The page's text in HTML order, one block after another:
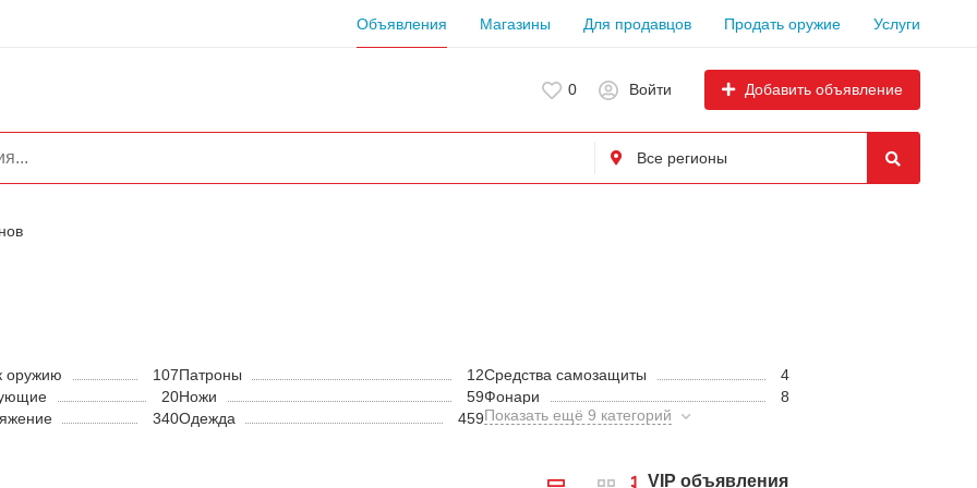
Объявления Магазины Для продавцов Продать оружие Услуги
0 Войти Добавить объявление
оружию 107Патроны 12Средства самозащиты
4
20Ножи 59Фонари
8
340Одежда 459Показать ещё 9 категорий
VIP объявления